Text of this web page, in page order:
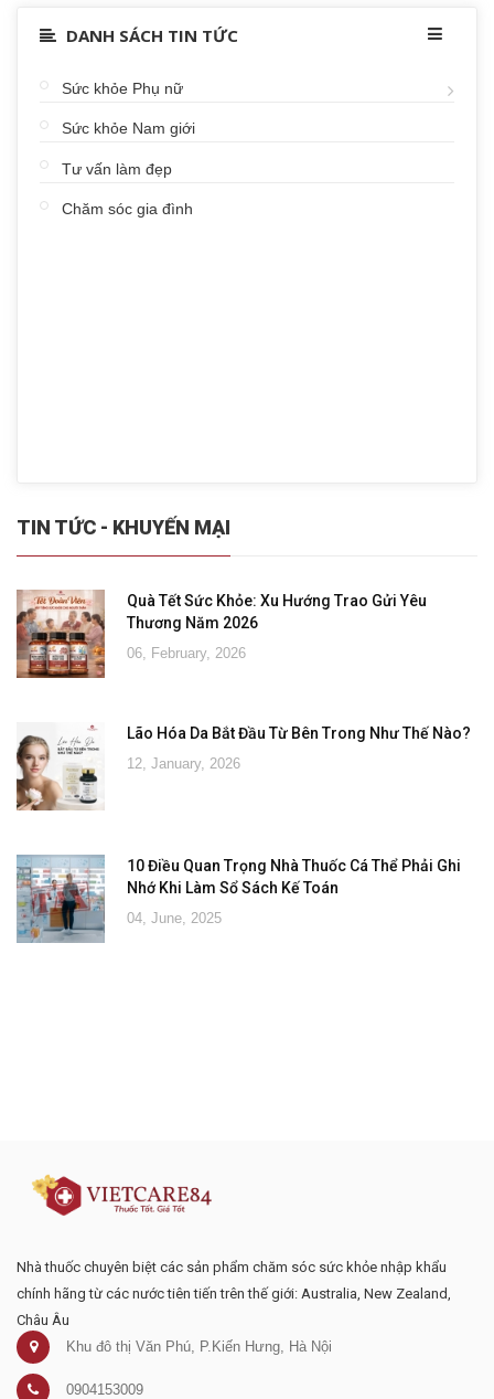
DANH SÁCH TIN TỨC
Sức khỏe Phụ nữ
Sức khỏe Nam giới
Tư vấn làm đẹp
Chăm sóc gia đình
TIN TỨC - KHUYẾN MẠI
Quà Tết Sức Khỏe: Xu Hướng Trao Gửi Yêu
Thương Năm 2026
06, February, 2026
Lão Hóa Da Bắt Đầu Từ Bên Trong Như Thế Nào?
12, January, 2026
10 Điều Quan Trọng Nhà Thuốc Cá Thể Phải Ghi
Nhớ Khi Làm Sổ Sách Kế Toán
04, June, 2025
Nhà thuốc chuyên biệt các sản phẩm chăm sóc sức khỏe nhập khẩu
chính hãng từ các nước tiên tiến trên thế giới: Australia, New Zealand,
Châu Âu
Khu đô thị Văn Phú, P.Kiến Hưng, Hà Nội
0904153009